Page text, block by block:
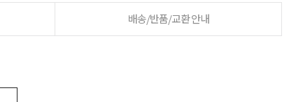
배송/반품/교환 안내